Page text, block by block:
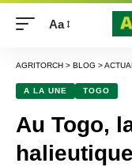
Aa
AGRITORCH > BLOG >
A LA UNE TOGO
Au Togo,